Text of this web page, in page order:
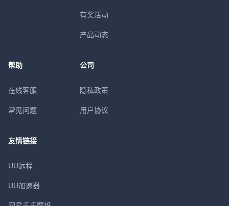
有奖活动
产品动态
帮助
在线客服
常见问题
公司
隐私政策
用户协议
友情链接
UU远程
UU加速器